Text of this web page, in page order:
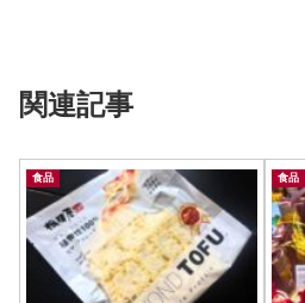
関連記事
食品 食品